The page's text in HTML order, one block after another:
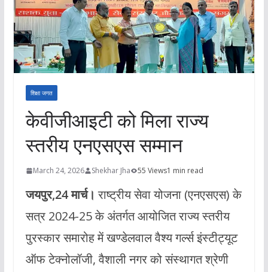
शिक्षा जगत
केवीजीआइटी को मिला राज्य
स्तरीय एनएसएस सम्मान
March 24, 2026 Shekhar Jha 55 Views1 min read
जयपुर,24 मार्च। राष्ट्रीय सेवा योजना (एनएसएस) के
सत्र 2024-25 के अंतर्गत आयोजित राज्य स्तरीय
पुरस्कार समारोह में खण्डेलवाल वैश्य गर्ल्स इंस्टीट्यूट
ऑफ टेक्नोलॉजी, वैशाली नगर को संस्थागत श्रेणी